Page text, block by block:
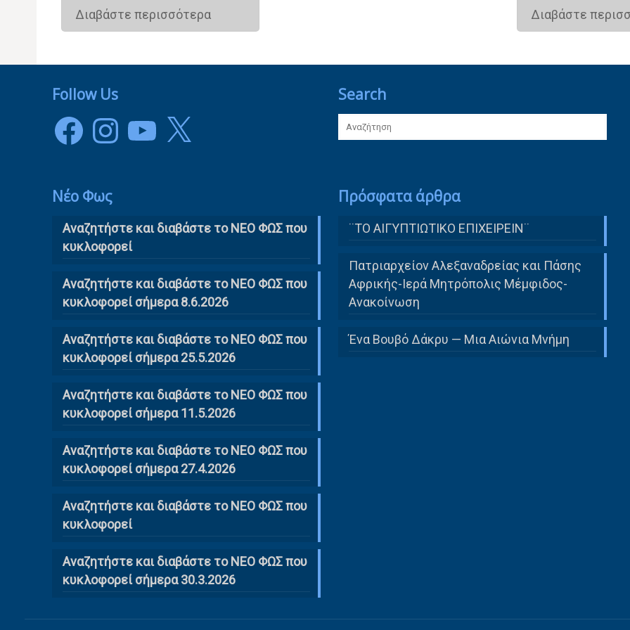
Διαβάστε περισσότερα Διαβάστε
Follow Us
FacebookInstagramYouTube
X
Νέο Φως
Αναζητήστε και διαβάστε το NΕΟ ΦΩΣ που
κυκλοφορεί
Αναζητήστε και διαβάστε το ΝΕΟ ΦΩΣ που
κυκλοφορεί σήμερα 8.6.2026
Αναζητήστε και διαβάστε το ΝΕΟ ΦΩΣ που
κυκλοφορεί σήμερα 25.5.2026
Αναζητήστε και διαβάστε το ΝΕΟ ΦΩΣ που
κυκλοφορεί σήμερα 11.5.2026
Αναζητήστε και διαβάστε το ΝΕΟ ΦΩΣ που
κυκλοφορεί σήμερα 27.4.2026
Αναζητήστε και διαβάστε το ΝΕΟ ΦΩΣ που
κυκλοφορεί
Αναζητήστε και διαβάστε το ΝΕΟ ΦΩΣ που
κυκλοφορεί σήμερα 30.3.2026
Search
Πρόσφατα άρθρα
¨ΤΟ ΑΙΓΥΠΤΙΩΤΙΚΟ ΕΠΙΧΕΙΡΕΙΝ¨
Πατριαρχείον Αλεξαναδρείας και Πάσης
Αφρικής-Ιερά Μητρόπολις Μέμφιδος-
Ανακοίνωση
Ένα Βουβό Δάκρυ — Μια Αιώνια Μνήμη